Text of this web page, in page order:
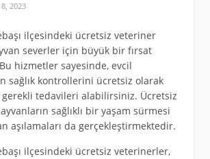
2023
ilçesindeki ücretsiz veteriner
severler için büyük bir fırsat
hizmetler sayesinde, evcil
sağlık kontrollerini ücretsiz olarak
tedavileri alabilirsiniz. Ücretsiz
sağlıklı bir yaşam sürmesi
aşılamaları da gerçekleştirmektedir.
ilçesindeki ücretsiz veterinerler,